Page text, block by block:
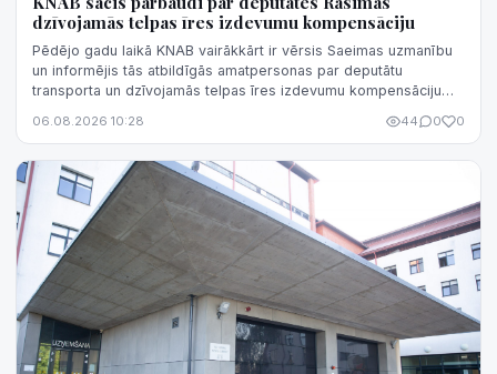
dzīvojamās telpas īres izdevumu kompensāciju
Pēdējo gadu laikā KNAB vairākkārt ir vērsis Saeimas uzmanību
un informējis tās atbildīgās amatpersonas par deputātu
transporta un dzīvojamās telpas īres izdevumu kompensāciju
kompensāciju sistēmu izmantot negodprātīgi.
06.08.2026 10:28 44 0 0